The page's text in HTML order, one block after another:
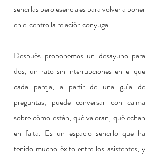
sencillas pero esenciales para volver a poner
en el centro la relación conyugal.
Después proponemos un desayuno para
dos, un rato sin interrupciones en el que
cada pareja, a partir de una guía de
preguntas, puede conversar con calma
sobre cómo están, qué valoran, qué echan
en falta. Es un espacio sencillo que ha
tenido mucho éxito entre los asistentes, y